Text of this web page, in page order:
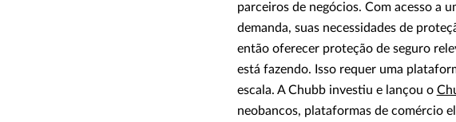
parceiros de negócios. Com acesso a
demanda, suas necessidades de
então oferecer proteção de seguro
está fazendo. Isso requer uma
escala. A Chubb investiu e lançou o
neobancos, plataformas de comércio